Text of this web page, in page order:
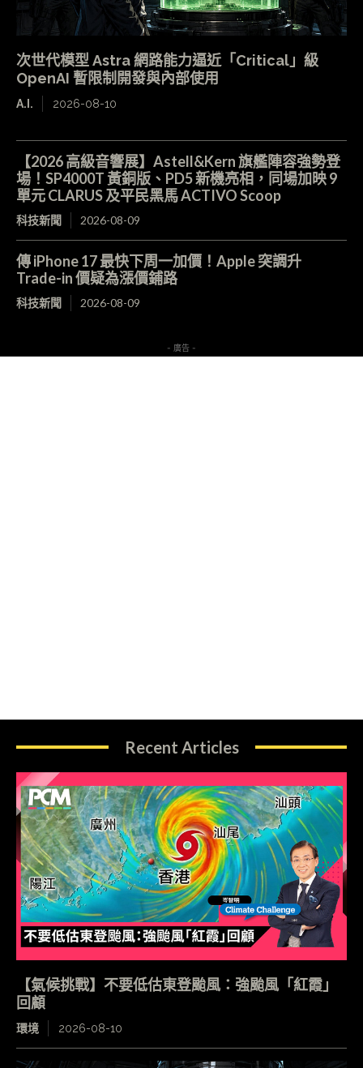
次世代模型 Astra 網路能力逼近「Critical」級
OpenAI 暫限制開發與內部使用
A.I. 2026-08-10
【2026 高級音響展】Astell&Kern 旗艦陣容強勢登
場！SP4000T 黃銅版、PD5 新機亮相，同場加映 9
單元 CLARUS 及平民黑馬 ACTIVO Scoop
科技新聞 2026-08-09
傳 iPhone 17 最快下周一加價！Apple 突調升
Trade-in 價疑為漲價鋪路
科技新聞 2026-08-09
- 廣告 -
Recent Articles
【氣候挑戰】不要低估東登颱風：強颱風「紅霞」
回顧
環境 2026-08-10